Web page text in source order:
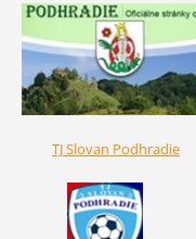
TJ Slovan Podhradie